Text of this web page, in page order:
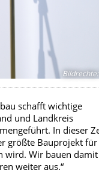
Bildrechte:
schafft wichtige
und Landkreis
In dieser
größte Bauprojekt
wird. Wir bauen
weiter aus.“